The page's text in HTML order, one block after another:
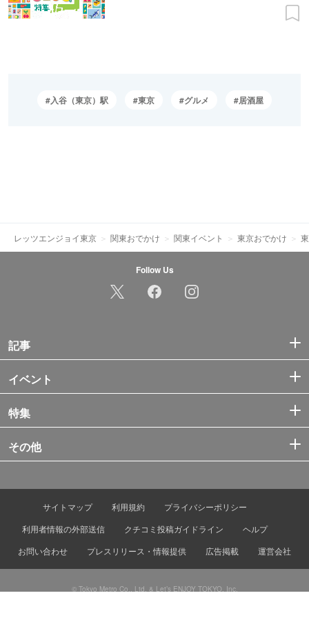
入谷（東京）駅 東京 グルメ 居酒屋
レッツエンジョイ東京 関東おでかけ 関東イベント 東京おでかけ
Follow Us
記事
イベント
特集
その他
サイトマップ 利用規約
プライバシーポリシー
利用者情報の外部送信
クチコミ投稿ガイドライン
ヘルプ
お問い合わせ
プレスリリース・情報提供 広告掲載 運営会社
© Tokyo Metro Co., Ltd. & Let’s ENJOY TOKYO, Inc.